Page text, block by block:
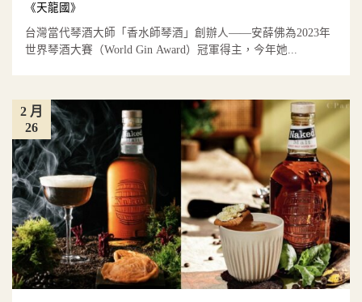
《天龍國》
台灣當代琴酒大師「香水師琴酒」創辦人——安薛佛為2023年
世界琴酒大賽（World Gin Award）冠軍得主，今年她...
26
2 月